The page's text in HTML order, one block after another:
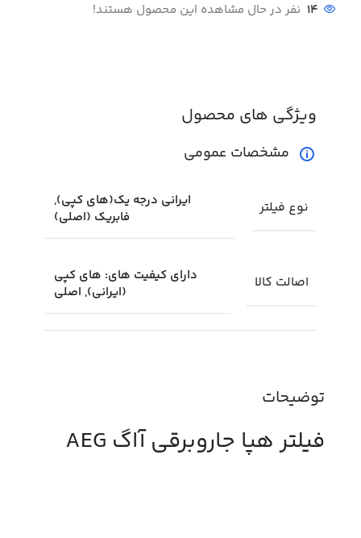
14 نفر در حال مشاهده این محصول هستند!
توضیحات
فیلتر هپا جاروبرقی آاگ AEG
ویژگی های محصول
مشخصات عمومی
نوع فیلتر
ایرانی درجه یک(های کپی),
فابریک (اصلی)
اصالت کالا
دارای کیفیت های: های کپی
(ایرانی), اصلی